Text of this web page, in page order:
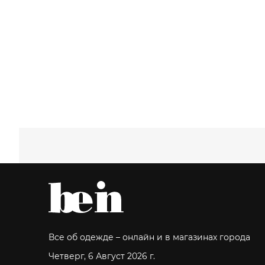
Все об одежде – онлайн и в магазинах города
Четверг, 6 Август 2026 г.